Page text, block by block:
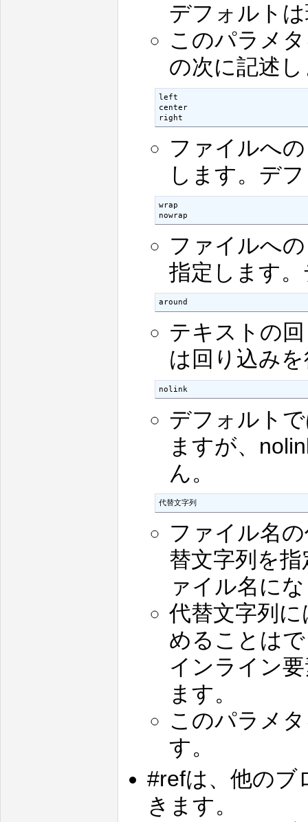
デフォルト
このパラメ
の次に記述
left
center
right
ファイルへ
します。デ
wrap
nowrap
ファイルへ
指定します
around
テキストの
は回り込み
nolink
デフォルト
ますが、
ん。
代替文字列
ファイル名
替文字列を
ァイル名に
代替文字列
めることは
インライン
ます。
このパラメ
す。
#refは、他のブ
きます。